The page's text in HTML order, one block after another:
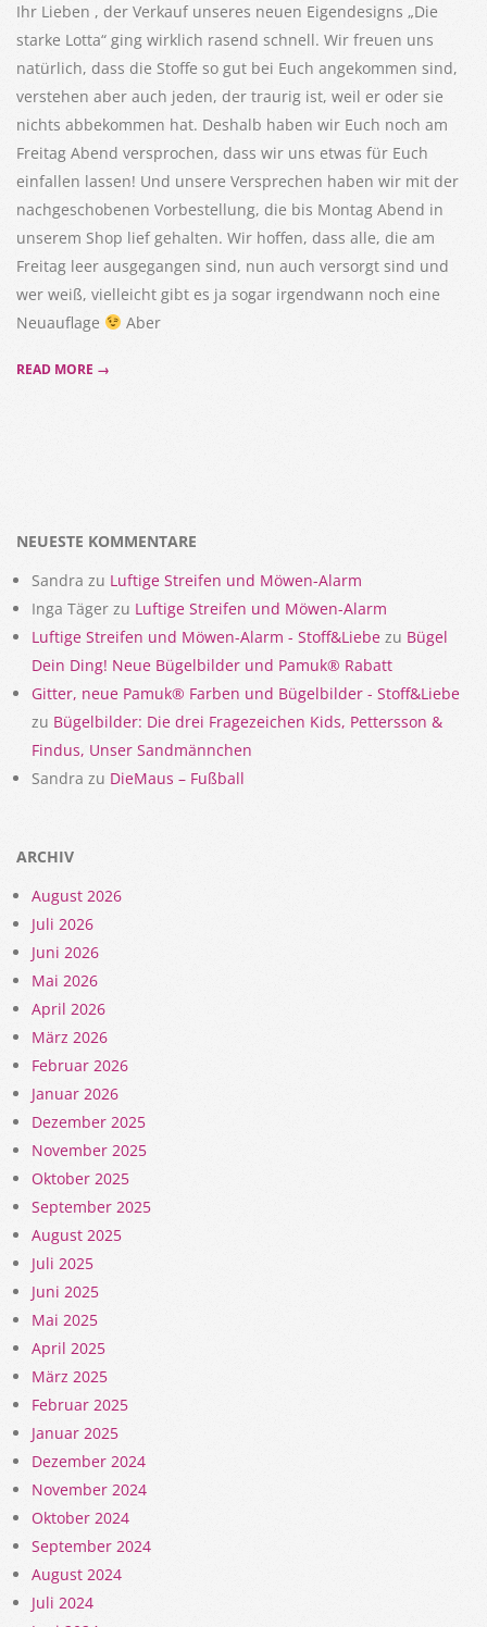
Ihr Lieben , der Verkauf unseres neuen Eigendesigns „Die
starke Lotta“ ging wirklich rasend schnell. Wir freuen uns
natürlich, dass die Stoffe so gut bei Euch angekommen sind,
verstehen aber auch jeden, der traurig ist, weil er oder sie
nichts abbekommen hat. Deshalb haben wir Euch noch am
Freitag Abend versprochen, dass wir uns etwas für Euch
einfallen lassen! Und unsere Versprechen haben wir mit der
nachgeschobenen Vorbestellung, die bis Montag Abend in
unserem Shop lief gehalten. Wir hoffen, dass alle, die am
Freitag leer ausgegangen sind, nun auch versorgt sind und
wer weiß, vielleicht gibt es ja sogar irgendwann noch eine
Neuauflage
Aber
READ MORE →
NEUESTE KOMMENTARE
Sandra zu Luftige Streifen und Möwen-Alarm
Inga Täger zu Luftige Streifen und Möwen-Alarm
Luftige Streifen und Möwen-Alarm - Stoff&Liebe zu Bügel
Dein Ding! Neue Bügelbilder und Pamuk® Rabatt
Gitter, neue Pamuk® Farben und Bügelbilder - Stoff&Liebe
zu Bügelbilder: Die drei Fragezeichen Kids, Pettersson &
Findus, Unser Sandmännchen
Sandra zu DieMaus – Fußball
ARCHIV
August 2026
Juli 2026
Juni 2026
Mai 2026
April 2026
März 2026
Februar 2026
Januar 2026
Dezember 2025
November 2025
Oktober 2025
September 2025
August 2025
Juli 2025
Juni 2025
Mai 2025
April 2025
März 2025
Februar 2025
Januar 2025
Dezember 2024
November 2024
Oktober 2024
September 2024
August 2024
Juli 2024